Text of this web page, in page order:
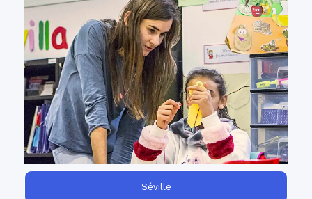
Nos
missions de bénévolat pour lycéens
sont parfaites pour donner à vos élèves
l'opportunité inoubliable d'aider la
collectivité, d'apprendre l'espagnol et de
découvrir la culture du pays.
Séville